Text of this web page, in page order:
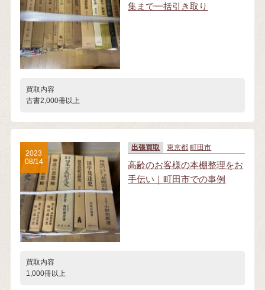
集まで一括引き取り
買取内容
古書2,000冊以上
出張買取 東京都 町田市
高齢のお客様の本棚整理をお
手伝い｜町田市での事例
買取内容
1,000冊以上
2023
08/14